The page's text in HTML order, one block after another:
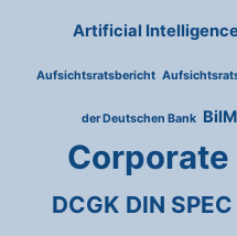
Artificial Intelligence
Aufsichtsratsbericht
der Deutschen Bank
Corporate
DCGK DIN